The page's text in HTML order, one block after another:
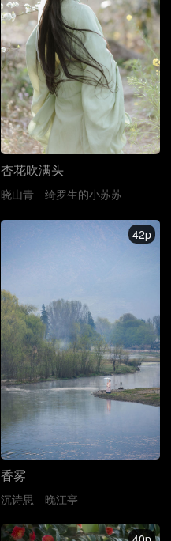
杏花吹满头
晓山青 绮罗生的小苏苏
42p
香雾
沉诗思 晚江亭